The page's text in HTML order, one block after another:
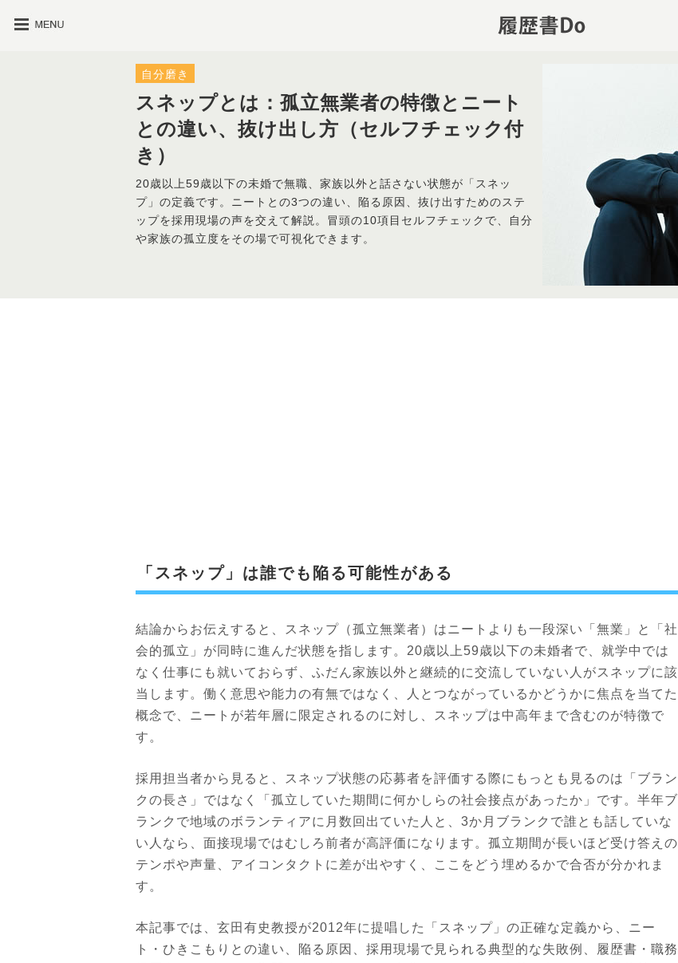
自分磨き
スネップとは：孤立無業者の特徴とニート
との違い、抜け出し方（セルフチェック付
き）
20歳以上59歳以下の未婚で無職、家族以外と話さない状態が「スネッ
プ」の定義です。ニートとの3つの違い、陥る原因、抜け出すためのステ
ップを採用現場の声を交えて解説。冒頭の10項目セルフチェックで、自分
や家族の孤立度をその場で可視化できます。
「スネップ」は誰でも陥る可能性がある
結論からお伝えすると、スネップ（孤立無業者）はニートよりも一段深い「無業」と「社
会的孤立」が同時に進んだ状態を指します。20歳以上59歳以下の未婚者で、就学中では
なく仕事にも就いておらず、ふだん家族以外と継続的に交流していない人がスネップに該
当します。働く意思や能力の有無ではなく、人とつながっているかどうかに焦点を当てた
概念で、ニートが若年層に限定されるのに対し、スネップは中高年まで含むのが特徴で
す。
採用担当者から見ると、スネップ状態の応募者を評価する際にもっとも見るのは「ブラン
クの長さ」ではなく「孤立していた期間に何かしらの社会接点があったか」です。半年ブ
ランクで地域のボランティアに月数回出ていた人と、3か月ブランクで誰とも話していな
い人なら、面接現場ではむしろ前者が高評価になります。孤立期間が長いほど受け答えの
テンポや声量、アイコンタクトに差が出やすく、ここをどう埋めるかで合否が分かれま
す。
本記事では、玄田有史教授が2012年に提唱した「スネップ」の正確な定義から、ニー
ト・ひきこもりとの違い、陥る原因、採用現場で見られる典型的な失敗例、履歴書・職務